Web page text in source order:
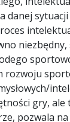
danej
rozwoju
gry, ale
pozwala